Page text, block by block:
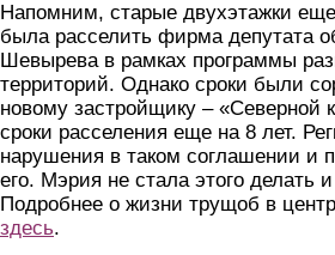
Напомним, старые двухэтажки
была расселить фирма депутата
Шевырева в рамках программы
территорий. Однако сроки были
новому застройщику – «Северной
сроки расселения еще на 8 лет.
нарушения в таком соглашении и
его. Мэрия не стала этого делать
Подробнее о жизни трущоб в
здесь.